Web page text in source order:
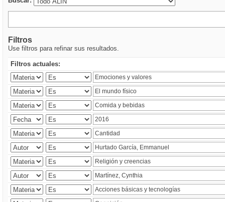
Filtros
Use filtros para refinar sus resultados.
Filtros actuales: